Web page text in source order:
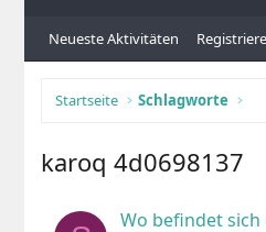
Neueste Aktivitäten
Startseite Schlagworte
karoq 4d0698137
Wo befindet sich